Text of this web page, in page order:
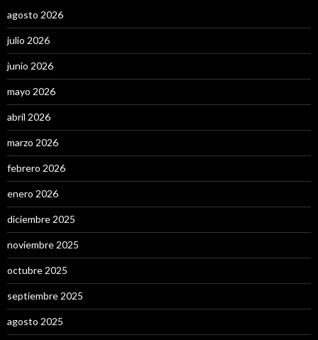
agosto 2026
julio 2026
junio 2026
mayo 2026
abril 2026
marzo 2026
febrero 2026
enero 2026
diciembre 2025
noviembre 2025
octubre 2025
septiembre 2025
agosto 2025